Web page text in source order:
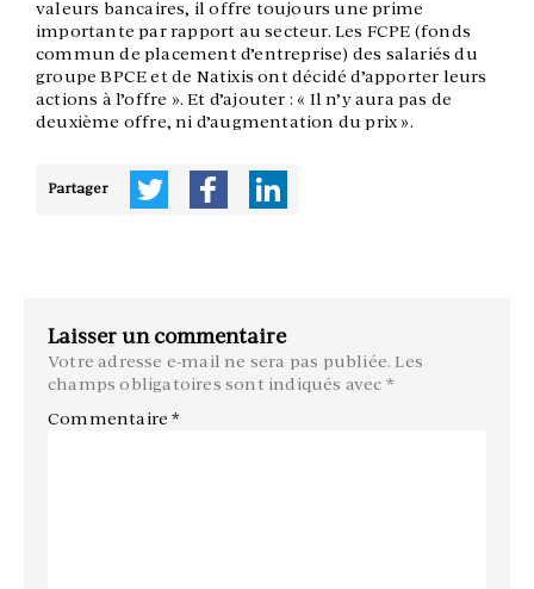
valeurs bancaires, il offre toujours une prime
importante par rapport au secteur. Les FCPE (fonds
commun de placement d’entreprise) des salariés du
groupe BPCE et de Natixis ont décidé d’apporter leurs
actions à l’offre ». Et d’ajouter : « Il n’y aura pas de
deuxième offre, ni d’augmentation du prix ».
Partager
Laisser un commentaire
Votre adresse e-mail ne sera pas publiée. Les
champs obligatoires sont indiqués avec *
Commentaire*